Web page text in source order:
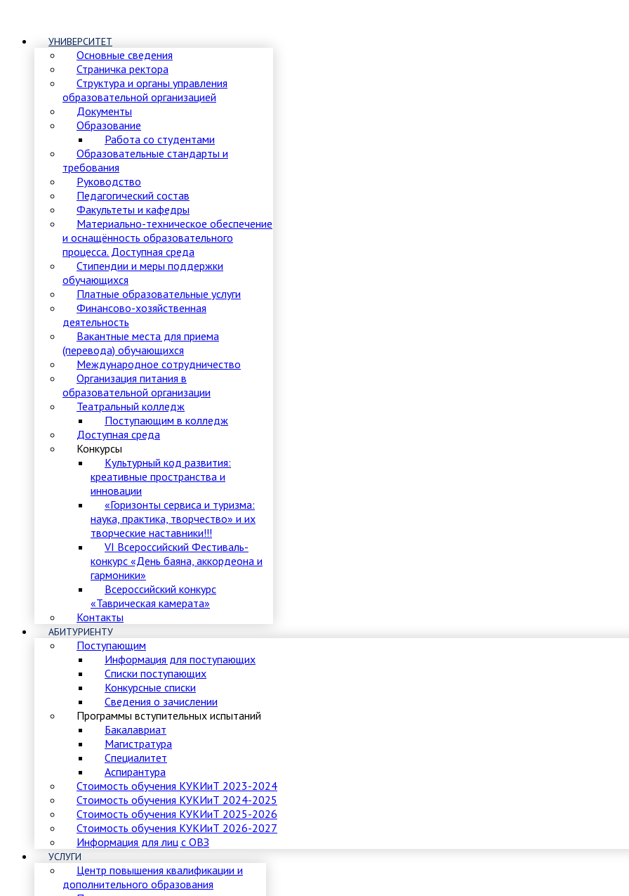
УНИВЕРСИТЕТ
Основные сведения
Страничка ректора
Структура и органы управления
образовательной организацией
Документы
Образование
Работа со студентами
Образовательные стандарты и
требования
Руководство
Педагогический состав
Факультеты и кафедры
Материально-техническое обеспечение
и оснащённость образовательного
процесса. Доступная среда
Стипендии и меры поддержки
обучающихся
Платные образовательные услуги
Финансово-хозяйственная
деятельность
Вакантные места для приема
(перевода) обучающихся
Международное сотрудничество
Организация питания в
образовательной организации
Театральный колледж
Поступающим в колледж
Доступная среда
Конкурсы
Культурный код развития:
креативные пространства и
инновации
«Горизонты сервиса и туризма:
наука, практика, творчество» и их
творческие наставники!!!
VI Всероссийский Фестиваль-
конкурс «День баяна, аккордеона и
гармоники»
Всероссийский конкурс
«Таврическая камерата»
Контакты
АБИТУРИЕНТУ
Поступающим
Информация для поступающих
Списки поступающих
Конкурсные списки
Сведения о зачислении
Программы вступительных испытаний
Бакалавриат
Магистратура
Специалитет
Аспирантура
Стоимость обучения КУКИиТ 2023-2024
Стоимость обучения КУКИиТ 2024-2025
Стоимость обучения КУКИиТ 2025-2026
Стоимость обучения КУКИиТ 2026-2027
Информация для лиц с ОВЗ
УСЛУГИ
Центр повышения квалификации и
дополнительного образования